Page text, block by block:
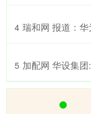
4 瑞和网 报道：
5 加配网 华设集